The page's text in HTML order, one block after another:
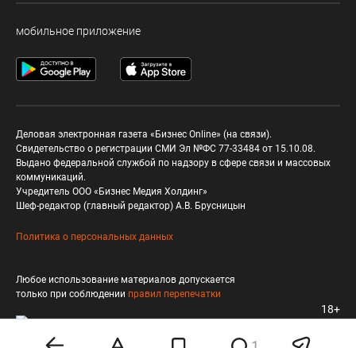
мобильное приложение
Деловая электронная газета «Бизнес Online» (на связи).
Свидетельство о регистрации СМИ Эл №ФС 77-33484 от 15.10.08.
Выдано федеральной службой по надзору в сфере связи и массовых
коммуникаций.
Учредитель ООО «Бизнес Медия Холдинг»
Шеф-редактор (главный редактор) А.В. Брусницын
Политика о персональных данных
Любое использование материалов допускается
только при соблюдении правил перепечатки
18+